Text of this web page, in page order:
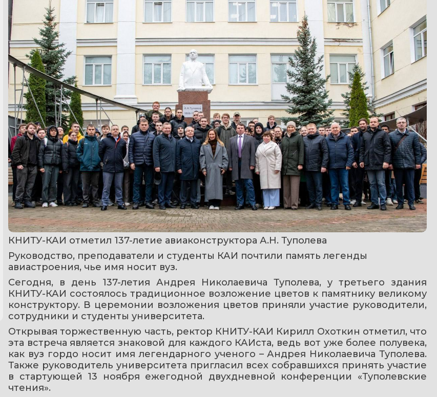
КНИТУ-КАИ отметил 137-летие авиаконструктора А.Н. Туполева
Руководство, преподаватели и студенты КАИ почтили память легенды
авиастроения, чье имя носит вуз.
Сегодня, в день 137-летия Андрея Николаевича Туполева, у третьего здания
КНИТУ-КАИ состоялось традиционное возложение цветов к памятнику великому
конструктору. В церемонии возложения цветов приняли участие руководители,
сотрудники и студенты университета.
Открывая торжественную часть, ректор КНИТУ-КАИ Кирилл Охоткин отметил, что
эта встреча является знаковой для каждого КАИста, ведь вот уже более полувека,
как вуз гордо носит имя легендарного ученого – Андрея Николаевича Туполева.
Также руководитель университета пригласил всех собравшихся принять участие
в стартующей 13 ноября ежегодной двухдневной конференции «Туполевские
чтения».